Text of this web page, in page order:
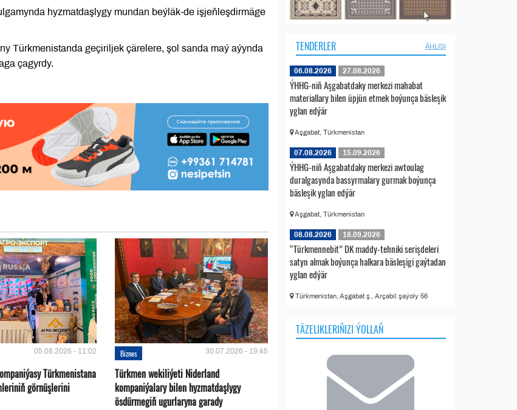
hyzmatdaşlygy mundan beýläk-de işjeňleşdirmäge
Türkmenistanda geçiriljek çärelere, şol sanda maý aýynda
çagyrdy.
05.08.2026 - 11:02
Türkmenistana
görnüşlerini
Biznes 30.07.2026 - 19:45
Türkmen wekiliýeti Niderland
kompaniýalary bilen hyzmatdaşlygy
ösdürmegiň ugurlaryna garady
TENDERLER ÄHLISI
06.08.2026 27.08.2026
ÝHHG-niň Aşgabatdaky merkezi mahabat
materiallary bilen üpjün etmek boýunça bäsleşik
yglan edýär
Aşgabat, Türkmenistan
07.08.2026 15.09.2026
ÝHHG-niň Aşgabatdaky merkezi awtoulag
duralgasynda bassyrmalary gurmak boýunça
bäsleşik yglan edýär
Aşgabat, Türkmenistan
08.08.2026 18.09.2026
“Türkmennebit” DK maddy-tehniki serişdeleri
satyn almak boýunça halkara bäsleşigi gaýtadan
yglan edýär
Türkmenistan, Aşgabat ş., Arçabil şaýoly 56
TÄZELIKLERIŇIZI ÝOLLAŇ